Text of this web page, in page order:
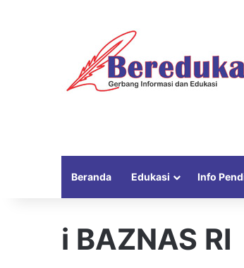
Beranda Edukasi Info
i BAZNAS RI